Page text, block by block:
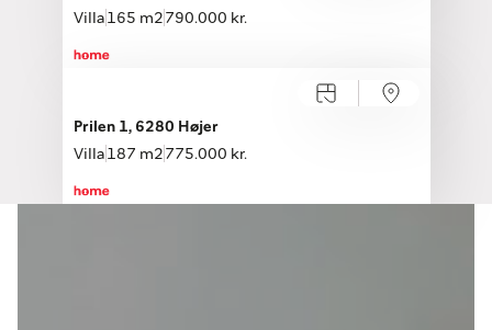
Villa 165 m2 790.000 kr.
Prilen 1, 6280 Højer
Villa 187 m2 775.000 kr.